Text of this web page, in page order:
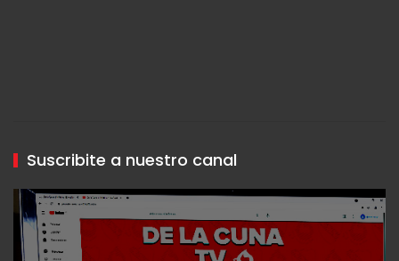
Suscribite a nuestro canal